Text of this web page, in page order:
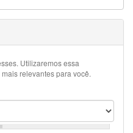
Utilizaremos essa
relevantes para você.